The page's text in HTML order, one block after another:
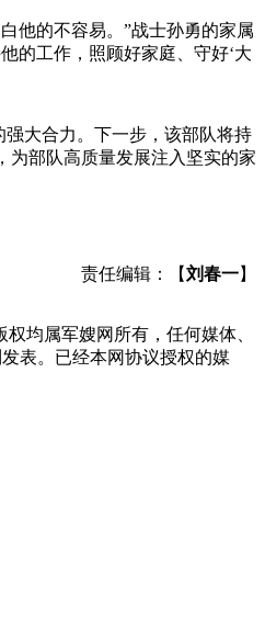
他的不容易。”战士孙勇的家属
的工作，照顾好家庭、守好‘大
大合力。下一步，该部队将持
为部队高质量发展注入坚实的家
责任编辑：【刘春一】
均属军嫂网所有，任何媒体、
表。已经本网协议授权的媒